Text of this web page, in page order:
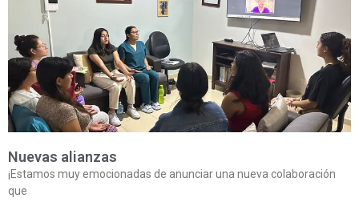
Nuevas alianzas
¡Estamos muy emocionadas de anunciar una nueva colaboración
que